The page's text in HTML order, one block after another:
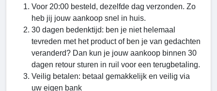
Voor 20:00 besteld, dezelfde dag verzonden. Zo
heb jij jouw aankoop snel in huis.
30 dagen bedenktijd: ben je niet helemaal
tevreden met het product of ben je van gedachten
veranderd? Dan kun je jouw aankoop binnen 30
dagen retour sturen in ruil voor een terugbetaling.
Veilig betalen: betaal gemakkelijk en veilig via
uw eigen bank